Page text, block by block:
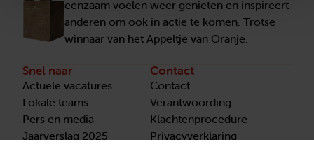
eenzaam voelen weer genieten en inspireert
anderen om ook in actie te komen. Trotse
winnaar van het Appeltje van Oranje.
Snel naar
Actuele vacatures
Lokale teams
Pers en media
Jaarverslag 2025
Contact
Contact
Verantwoording
Klachtenprocedure
Privacyverklaring